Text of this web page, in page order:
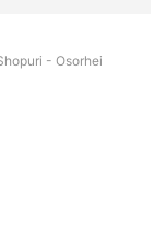
- Osorhei